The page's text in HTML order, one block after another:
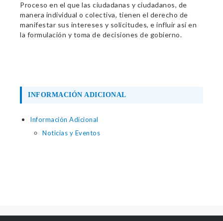
Proceso en el que las ciudadanas y ciudadanos, de
manera individual o colectiva, tienen el derecho de
manifestar sus intereses y solicitudes, e influir así en
la formulación y toma de decisiones de gobierno.
INFORMACIÓN ADICIONAL
Información Adicional
Noticias y Eventos